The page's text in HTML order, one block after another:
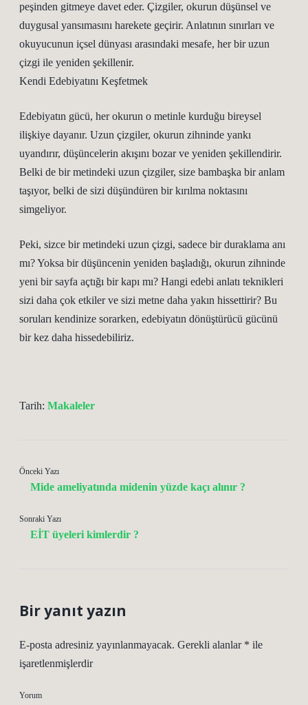
peşinden gitmeye davet eder. Çizgiler, okurun düşünsel ve
duygusal yansımasını harekete geçirir. Anlatının sınırları ve
okuyucunun içsel dünyası arasındaki mesafe, her bir uzun
çizgi ile yeniden şekillenir.
Kendi Edebiyatını Keşfetmek
Edebiyatın gücü, her okurun o metinle kurduğu bireysel
ilişkiye dayanır. Uzun çizgiler, okurun zihninde yankı
uyandırır, düşüncelerin akışını bozar ve yeniden şekillendirir.
Belki de bir metindeki uzun çizgiler, size bambaşka bir anlam
taşıyor, belki de sizi düşündüren bir kırılma noktasını
simgeliyor.
Peki, sizce bir metindeki uzun çizgi, sadece bir duraklama anı
mı? Yoksa bir düşüncenin yeniden başladığı, okurun zihninde
yeni bir sayfa açtığı bir kapı mı? Hangi edebi anlatı teknikleri
sizi daha çok etkiler ve sizi metne daha yakın hissettirir? Bu
soruları kendinize sorarken, edebiyatın dönüştürücü gücünü
bir kez daha hissedebiliriz.
Tarih: Makaleler
Önceki Yazı
Mide ameliyatında midenin yüzde kaçı alınır ?
Sonraki Yazı
EİT üyeleri kimlerdir ?
Bir yanıt yazın
E-posta adresiniz yayınlanmayacak. Gerekli alanlar * ile
işaretlenmişlerdir
Yorum